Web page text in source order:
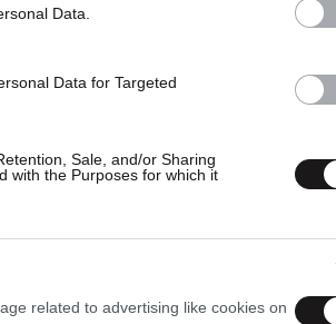
Data.
Data for Targeted
Sale, and/or Sharing
with the Purposes for which it
related to advertising like cookies on